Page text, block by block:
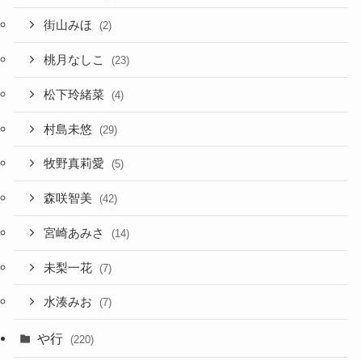
街山みほ (2)
桃月なしこ (23)
松下玲緒菜 (4)
村島未悠 (29)
牧野真莉愛 (5)
森咲智美 (42)
宮崎あみさ (14)
未梨一花 (7)
水湊みお (7)
や行 (220)